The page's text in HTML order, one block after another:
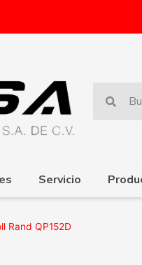
Servicio
Rand QP152D